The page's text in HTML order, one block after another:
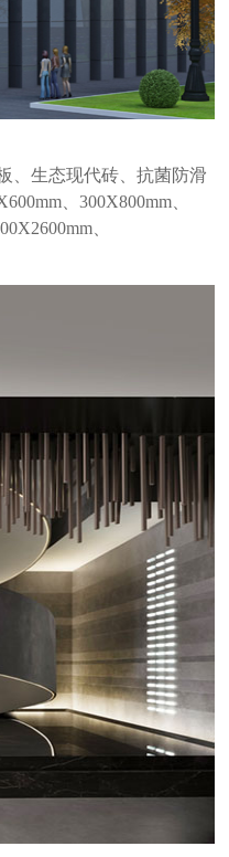
、生态现代砖、抗菌防滑
、300X800mm、
、